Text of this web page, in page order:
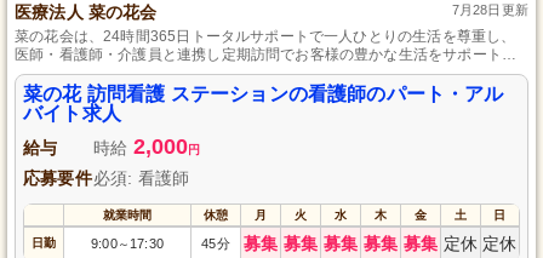
医療法人 菜の花会 7月28日更新
菜の花会は、24時間365日トータルサポートで一人ひとりの生活を尊重し、
医師・看護師・介護員と連携し定期訪問でお客様の豊かな生活をサポートす
る訪問看護ステーションです。
菜の花 訪問看護 ステーションの看護師のパート・アル
バイト求人
給与 時給 2,000円
応募要件必須: 看護師
就業時間 休憩 月 火 水 木 金 土 日
日勤 9:00～ 17:30 45分 募集 募集 募集 募集 募集 定休 定休